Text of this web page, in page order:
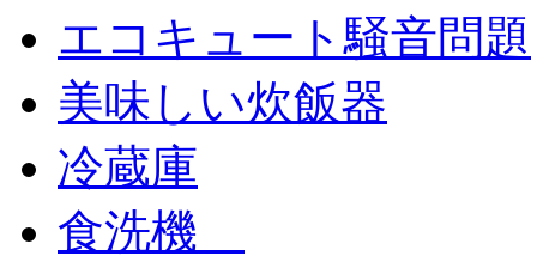
エコキュート騒音問題
美味しい炊飯器
冷蔵庫
食洗機